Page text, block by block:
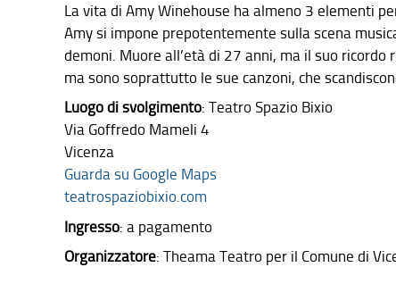
La vita di Amy Winehouse ha almeno 3 elementi
Amy si impone prepotentemente sulla scena
demoni. Muore all’età di 27 anni, ma il suo
ma sono soprattutto le sue canzoni, che
Luogo di svolgimento: Teatro Spazio Bixio
Via Goffredo Mameli 4
Vicenza
Guarda su Google Maps
teatrospaziobixio.com
Ingresso: a pagamento
Organizzatore: Theama Teatro per il Comune di